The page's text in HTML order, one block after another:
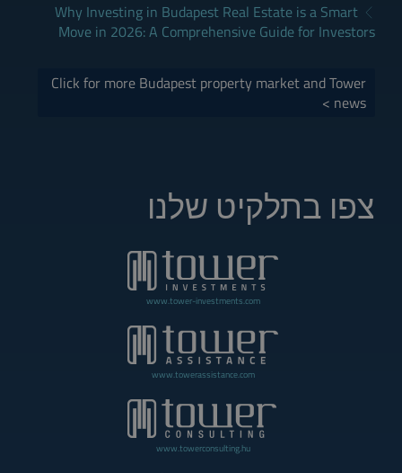
Why Investing in Budapest Real Estate is a Smart
Move in 2026: A Comprehensive Guide for Investors
Click for more Budapest property market and Tower
news >
צפו בתלקיט שלנו
www.tower-investments.com
www.towerassistance.com
www.towerconsulting.hu